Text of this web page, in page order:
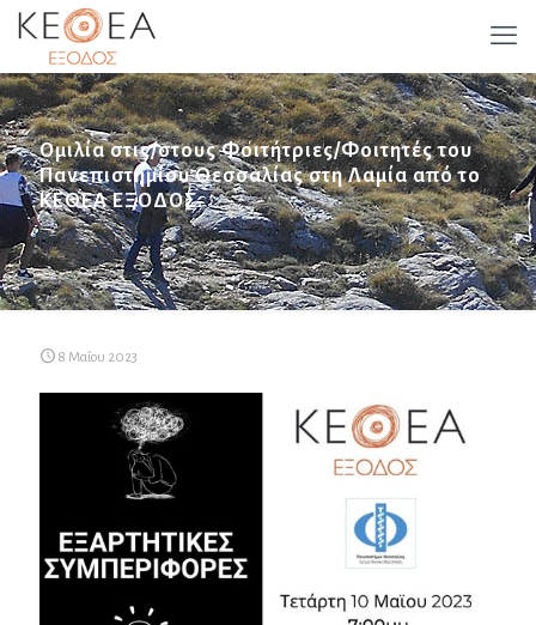
Ομιλία στις/στους Φοιτήτριες/Φοιτητές του
Πανεπιστημίου Θεσσαλίας στη Λαμία από το
ΚΕΘΕΑ ΕΞΟΔΟΣ.
8 Μαΐου 2023